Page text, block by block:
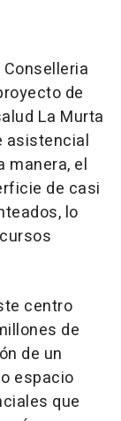
de
La Murta
asistencial
manera, el
de casi
lo
centro
de
de un
espacio
que